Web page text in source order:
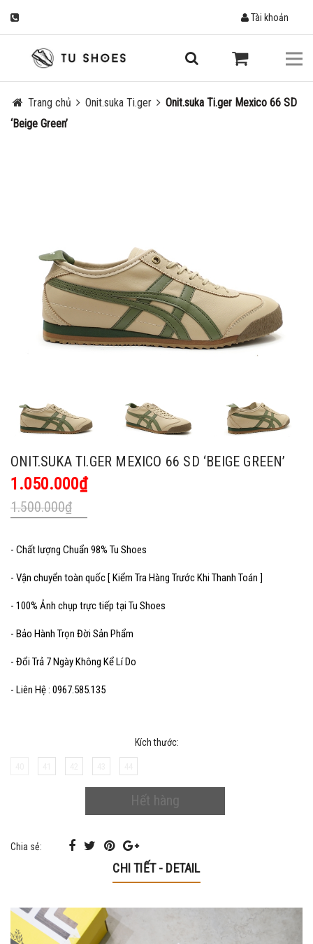
Tài khoản
Trang chủ Onit.suka Ti.ger
Onit.suka Ti.ger Mexico 66 SD
‘Beige Green’
ONIT.SUKA TI.GER MEXICO 66 SD ‘BEIGE GREEN’
1.050.000₫
1.500.000₫
- Chất lượng Chuẩn 98% Tu Shoes
- Vận chuyển toàn quốc [ Kiểm Tra Hàng Trước Khi Thanh Toán ]
- 100% Ảnh chụp trực tiếp tại Tu Shoes
- Bảo Hành Trọn Đời Sản Phẩm
- Đổi Trả 7 Ngày Không Kể Lí Do
- Liên Hệ : 0967.585.135
Kích thước:
Hết hàng
Chia sẻ:
CHI TIẾT - DETAIL